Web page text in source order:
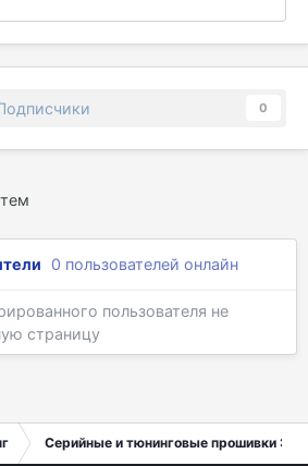
0
0 пользователей онлайн
пользователя не
страницу
Серийные и тюнинговые прошивки ЭБУ